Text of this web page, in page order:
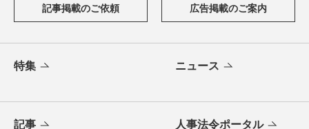
記事掲載のご依頼 広告掲載のご案内
特集 ニュース
記事 人事法令ポータル